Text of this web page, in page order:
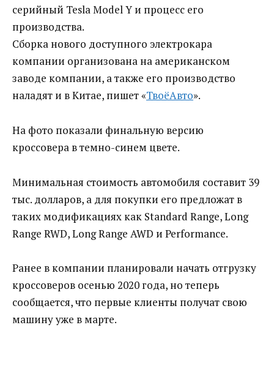
серийный Tesla Model Y и процесс его
производства.
Сборка нового доступного электрокара
компании организована на американском
заводе компании, а также его производство
наладят и в Китае, пишет «ТвоёАвто».
На фото показали финальную версию
кроссовера в темно-синем цвете.
Минимальная стоимость автомобиля составит 39
тыс. долларов, а для покупки его предложат в
таких модификациях как Standard Range, Long
Range RWD, Long Range AWD и Performance.
Ранее в компании планировали начать отгрузку
кроссоверов осенью 2020 года, но теперь
сообщается, что первые клиенты получат свою
машину уже в марте.